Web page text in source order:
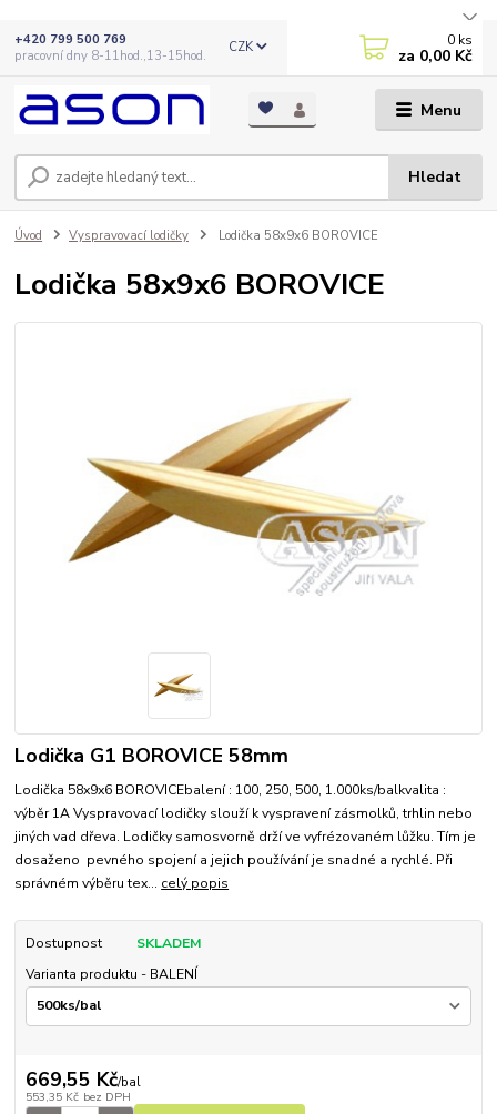
Menu
CZK
Hledat
+420 799 500 769
pracovní dny 8-11hod.,13-15hod.
0 ks
za 0,00 Kč
Úvod Vyspravovací lodičky Lodička 58x9x6 BOROVICE
Lodička 58x9x6 BOROVICE
Lodička G1 BOROVICE 58mm
Lodička 58x9x6 BOROVICEbalení : 100, 250, 500, 1.000ks/balkvalita :
výběr 1A Vyspravovací lodičky slouží k vyspravení zásmolků, trhlin nebo
jiných vad dřeva. Lodičky samosvorně drží ve vyfrézovaném lůžku. Tím je
dosaženo pevného spojení a jejich používání je snadné a rychlé. Při
správném výběru tex... celý popis
Dostupnost
SKLADEM
Varianta produktu - BALENÍ
669,55 Kč/bal
553,35 Kč bez DPH